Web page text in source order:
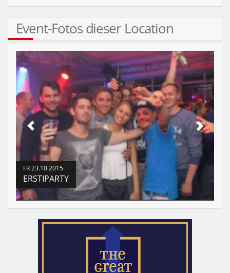
Event-Fotos dieser Location
FR23.10.2015
ERSTIPARTY